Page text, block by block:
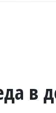
в